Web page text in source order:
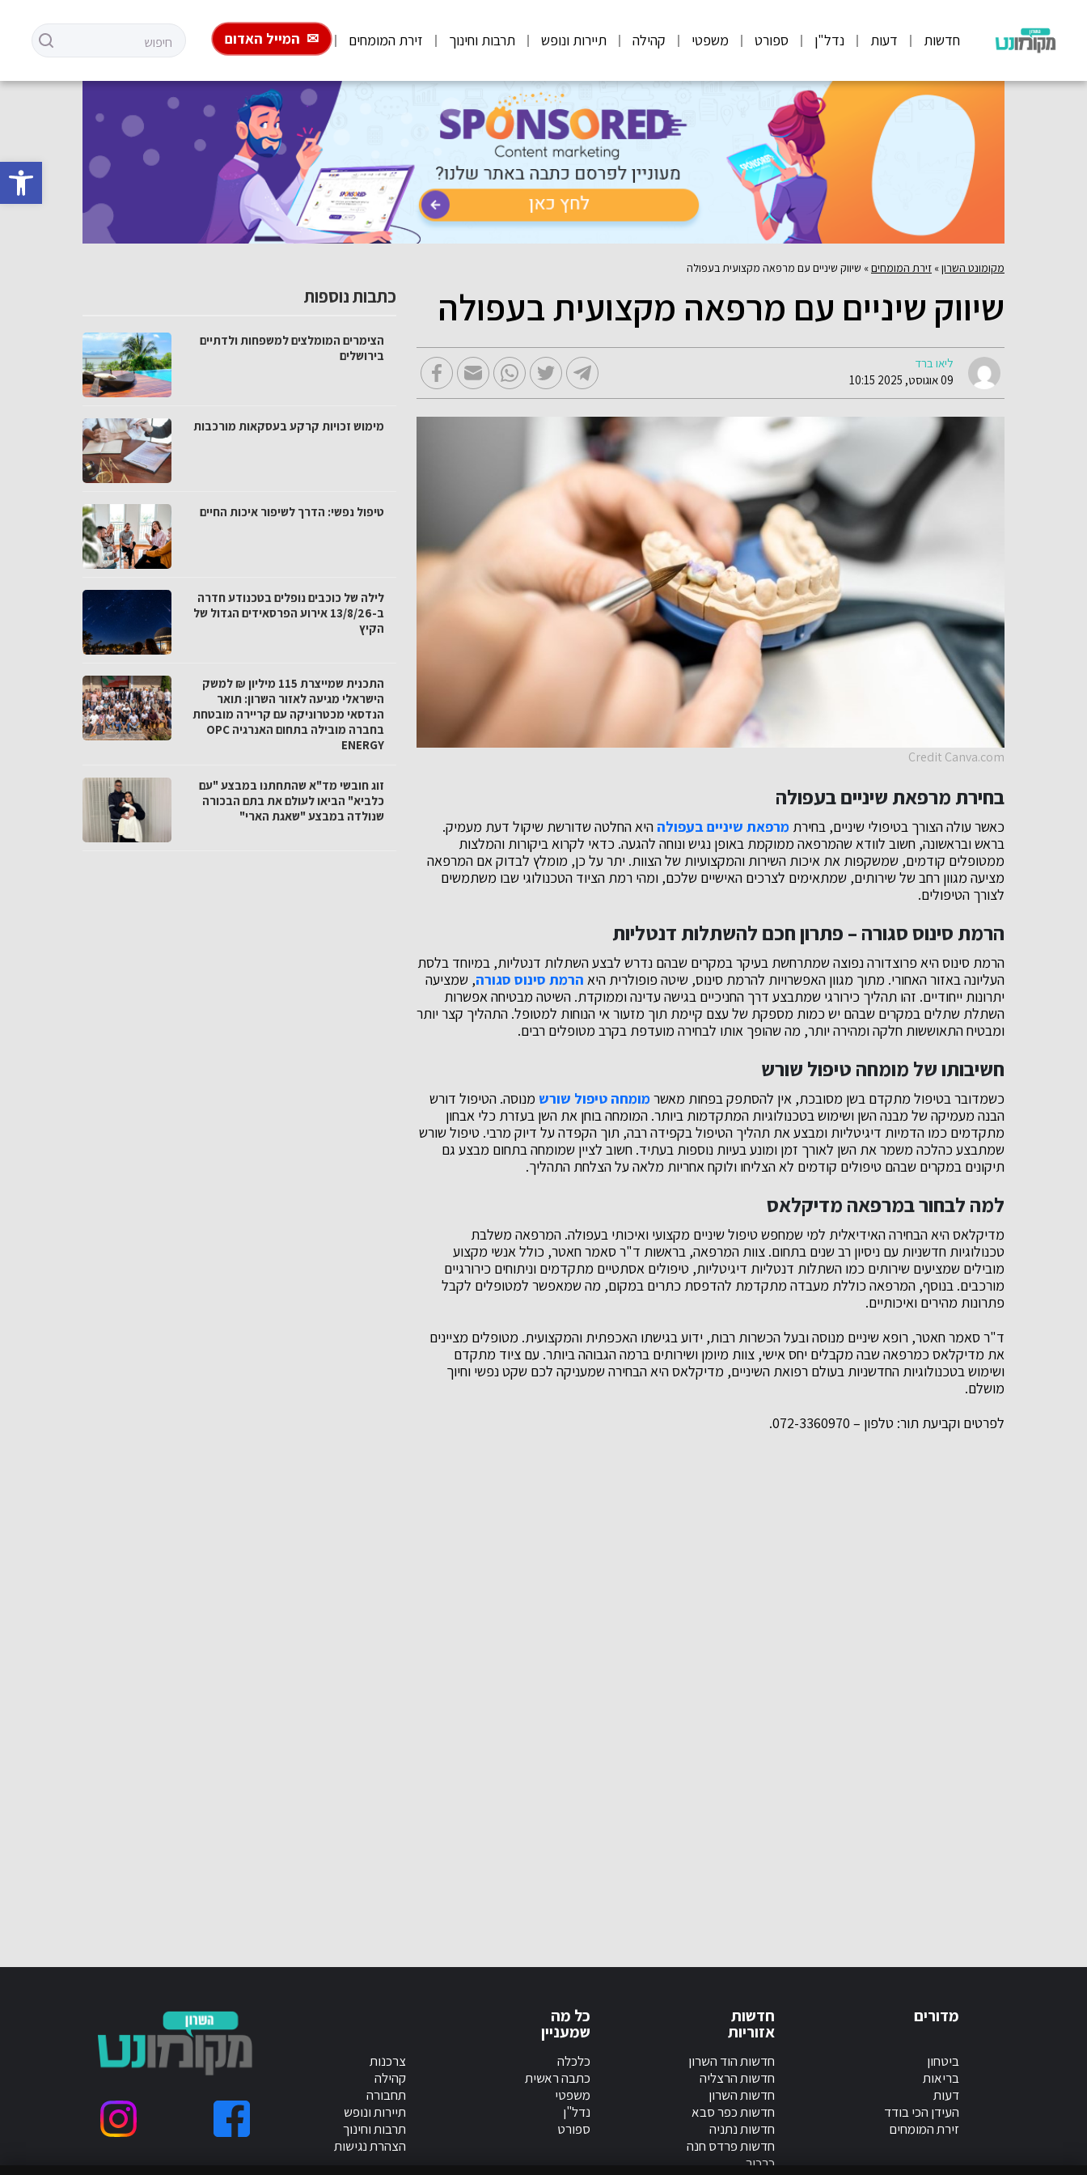
פתח
חדשות דעות נדל"ן ספורט משפטי קהילה תיירות ונופש תרבות וחינוך זירת המומחים המייל האדום
מקומונט השרון» זירת המומחים» שיווק שיניים עם מרפאה מקצועית בעפולה
שיווק שיניים עם מרפאה מקצועית בעפולה
ליאו ברד
09 אוגוסט, 2025 10:15
Credit Canva.com
בחירת מרפאת שיניים בעפולה
כאשר עולה הצורך בטיפולי שיניים, בחירת מרפאת שיניים בעפולה היא החלטה שדורשת שיקול דעת מעמיק.
בראש ובראשונה, חשוב לוודא שהמרפאה ממוקמת באופן נגיש ונוחה להגעה. כדאי לקרוא ביקורות והמלצות
ממטופלים קודמים, שמשקפות את איכות השירות והמקצועיות של הצוות. יתר על כן, מומלץ לבדוק אם המרפאה
מציעה מגוון רחב של שירותים, שמתאימים לצרכים האישיים שלכם, ומהי רמת הציוד הטכנולוגי שבו משתמשים
לצורך הטיפולים.
הרמת סינוס סגורה – פתרון חכם להשתלות דנטליות
הרמת סינוס היא פרוצדורה נפוצה שמתרחשת בעיקר במקרים שבהם נדרש לבצע השתלות דנטליות, במיוחד בלסת
העליונה באזור האחורי. מתוך מגוון האפשרויות להרמת סינוס, שיטה פופולרית היא הרמת סינוס סגורה, שמציעה
יתרונות ייחודיים. זהו תהליך כירורגי שמתבצע דרך החניכיים בגישה עדינה וממוקדת. השיטה מבטיחה אפשרות
השתלת שתלים במקרים שבהם יש כמות מספקת של עצם קיימת תוך מזעור אי הנוחות למטופל. התהליך קצר יותר
ומבטיח התאוששות חלקה ומהירה יותר, מה שהופך אותו לבחירה מועדפת בקרב מטופלים רבים.
חשיבותו של מומחה טיפול שורש
כשמדובר בטיפול מתקדם בשן מסובכת, אין להסתפק בפחות מאשרמומחה טיפול שורש מנוסה. הטיפול דורש
הבנה מעמיקה של מבנה השן ושימוש בטכנולוגיות המתקדמות ביותר. המומחה בוחן את השן בעזרת כלי אבחון
מתקדמים כמו הדמיות דיגיטליות ומבצע את תהליך הטיפול בקפידה רבה, תוך הקפדה על דיוק מרבי. טיפול שורש
שמתבצע כהלכה משמר את השן לאורך זמן ומונע בעיות נוספות בעתיד. חשוב לציין שמומחה בתחום מבצע גם
תיקונים במקרים שבהם טיפולים קודמים לא הצליחו ולוקח אחריות מלאה על הצלחת התהליך.
למה לבחור במרפאה מדיקלאס
מדיקלאס היא הבחירה האידיאלית למי שמחפש טיפול שיניים מקצועי ואיכותי בעפולה. המרפאה משלבת
טכנולוגיות חדשניות עם ניסיון רב שנים בתחום. צוות המרפאה, בראשות ד"ר סאמר חאטר, כולל אנשי מקצוע
מובילים שמציעים שירותים כמו השתלות דנטליות דיגיטליות, טיפולים אסתטיים מתקדמים וניתוחים כירורגיים
מורכבים. בנוסף, המרפאה כוללת מעבדה מתקדמת להדפסת כתרים במקום, מה שמאפשר למטופלים לקבל
פתרונות מהירים ואיכותיים.
ד"ר סאמר חאטר, רופא שיניים מנוסה ובעל הכשרות רבות, ידוע בגישתו האכפתית והמקצועית. מטופלים מציינים
את מדיקלאס כמרפאה שבה מקבלים יחס אישי, צוות מיומן ושירותים ברמה הגבוהה ביותר. עם ציוד מתקדם
ושימוש בטכנולוגיות החדשניות בעולם רפואת השיניים, מדיקלאס היא הבחירה שמעניקה לכם שקט נפשי וחיוך
מושלם.
לפרטים וקביעת תור: טלפון – 072-3360970.
כתבות נוספות
הצימרים המומלצים למשפחות ולדתיים
בירושלים
מימוש זכויות קרקע בעסקאות מורכבות
טיפול נפשי: הדרך לשיפור איכות החיים
לילה של כוכבים נופלים בטכנודע חדרה
ב-13/8/26 אירוע הפרסאידים הגדול של
הקיץ
התכנית שמייצרת 115 מיליון ₪ למשק
הישראלי מגיעה לאזור השרון: תואר
הנדסאי מכטרוניקה עם קריירה מובטחת
בחברה מובילה בתחום האנרגיה OPC
ENERGY
זוג חובשי מד"א שהתחתנו במבצע "עם
כלביא" הביאו לעולם את בתם הבכורה
שנולדה במבצע "שאגת הארי"
מדורים
ביטחון
בריאות
דעות
העידן הכי בודד
זירת המומחים
חדשות
אזוריות
חדשות הוד השרון
חדשות הרצליה
חדשות השרון
חדשות כפר סבא
חדשות נתניה
חדשות פרדס חנה
כרכור
כל מה
שמעניין
כלכלה
כתבה ראשית
משפטי
נדל"ן
ספורט
צרכנות
קהילה
תחבורה
תיירות ונופש
תרבות וחינוך
הצהרת נגישות